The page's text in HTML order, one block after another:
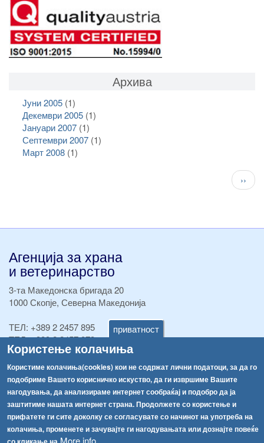
приватност
Користење колачиња
Користиме колачиња(cookies) кои не содржат лични податоци, за да го
подобриме Вашето корисничко искуство, да ги извршиме Вашите
нагодувања, да анализираме интернет сообраќај и подобро да ја
заштитиме нашата интернет страна. Продолжете со користење и
прифатете ги сите доколку се согласувате со начинот на употреба на
колачиња, променете и зачувајте ги нагодувањата или дознајте повеќе
More info
Архива
Јуни 2005(1)
Декември 2005(1)
Јануари 2007(1)
Септември 2007(1)
Март 2008(1)
››
Агенција за храна
и ветеринарство
3-та Македонска бригада 20
1000 Скопје, Северна Македонија
ТЕЛ: +389 2 2457 895
ТЕЛ:+389 2 2457 873
Факс:+389 2 2457 893
Факс:+389 2 2457 871
info@fva.gov.mk
[АХВ-претходна страна]
Соопштенија
Република Бугарија ги засили официјалните контроли при увоз на свежо овошје и зеленчук
Навигација
Архива